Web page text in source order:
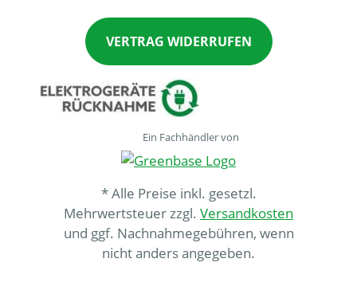
VERTRAG WIDERRUFEN
Ein Fachhändler von
* Alle Preise inkl. gesetzl.
Mehrwertsteuer zzgl. Versandkosten
und ggf. Nachnahmegebühren, wenn
nicht anders angegeben.